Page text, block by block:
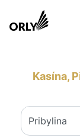
Kasína,